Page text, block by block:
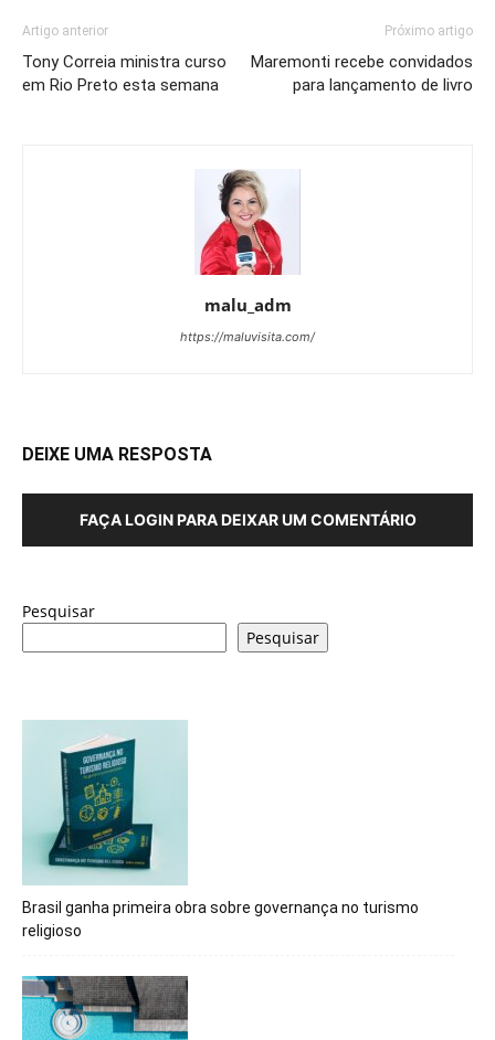
Artigo anterior
Tony Correia ministra curso
em Rio Preto esta semana
Próximo artigo
Maremonti recebe convidados
para lançamento de livro
malu_adm
https://maluvisita.com/
DEIXE UMA RESPOSTA
FAÇA LOGIN PARA DEIXAR UM COMENTÁRIO
Pesquisar
Pesquisar
Brasil ganha primeira obra sobre governança no turismo
religioso